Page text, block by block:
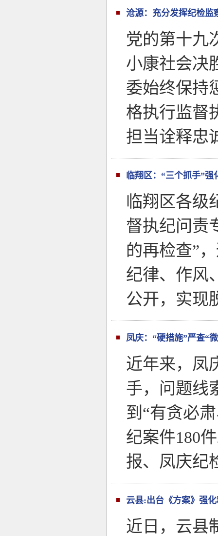
沧源：充分发挥纪检
党的第十九
小康社会决
委始终保持
格执行监督
担当诠释忠
临翔区：“三个抓手”
临翔区各级
督执纪问责
的再检查”
纪律、作风
公开，实现
凤庆：“硬措施”严查“
近年来，凤
手，问题线
到“有贪必
纪案件180
报、凤庆纪
云县:出台《方案》强
近日，云县